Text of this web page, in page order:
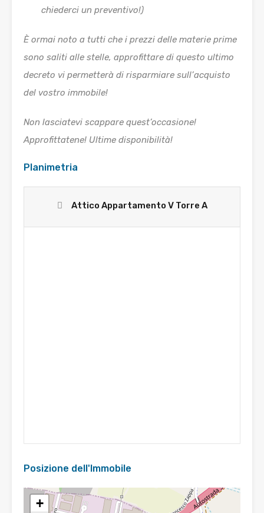
chiederci un preventivo!)
È ormai noto a tutti che i prezzi delle materie prime
sono saliti alle stelle, approfittare di questo ultimo
decreto vi permetterà di risparmiare sull’acquisto
del vostro immobile!
Non lasciatevi scappare quest’occasione!
Approfittatene! Ultime disponibilità!
Planimetria
Attico Appartamento V Torre A
Posizione dell'Immobile
+